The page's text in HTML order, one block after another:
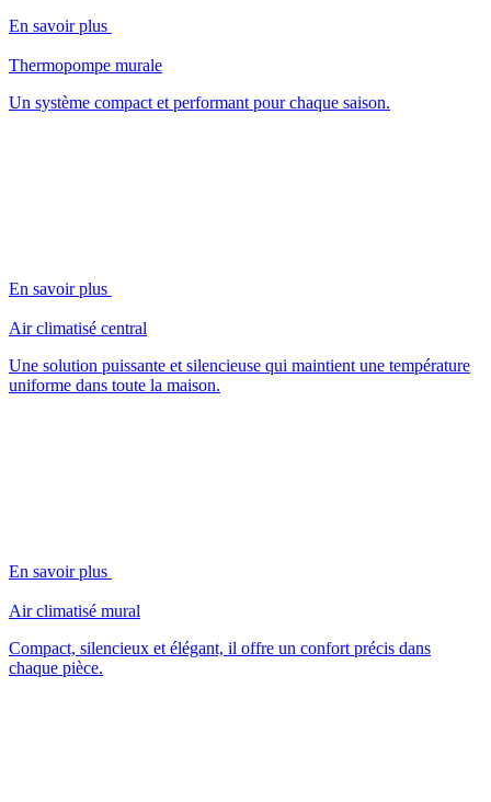
En savoir plus
Thermopompe murale
Un système compact et performant pour chaque saison.
En savoir plus
Air climatisé central
Une solution puissante et silencieuse qui maintient une température
uniforme dans toute la maison.
En savoir plus
Air climatisé mural
Compact, silencieux et élégant, il offre un confort précis dans
chaque pièce.